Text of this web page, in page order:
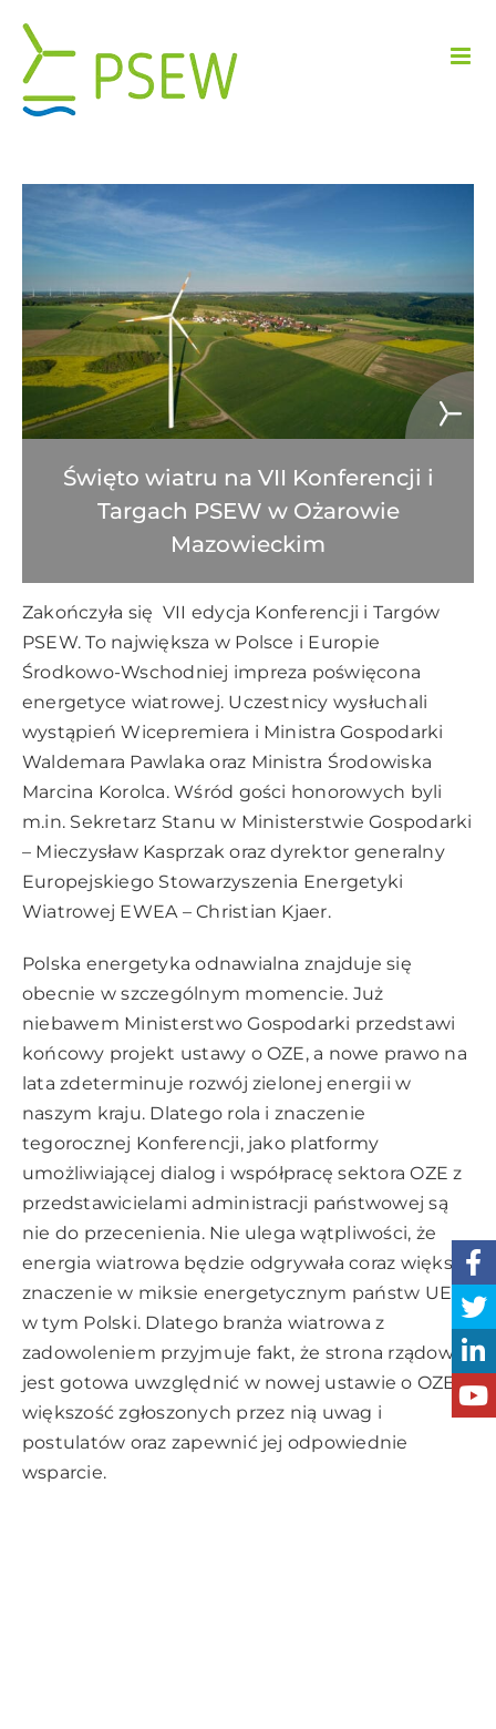
zawartości
Święto wiatru na VII Konferencji i
Targach PSEW w Ożarowie
Mazowieckim
Zakończyła się VII edycja Konferencji i Targów
PSEW. To największa w Polsce i Europie
Środkowo-Wschodniej impreza poświęcona
energetyce wiatrowej. Uczestnicy wysłuchali
wystąpień Wicepremiera i Ministra Gospodarki
Waldemara Pawlaka oraz Ministra Środowiska
Marcina Korolca. Wśród gości honorowych byli
m.in. Sekretarz Stanu w Ministerstwie Gospodarki
– Mieczysław Kasprzak oraz dyrektor generalny
Europejskiego Stowarzyszenia Energetyki
Wiatrowej EWEA – Christian Kjaer.
Polska energetyka odnawialna znajduje się
obecnie w szczególnym momencie. Już
niebawem Ministerstwo Gospodarki przedstawi
końcowy projekt ustawy o OZE, a nowe prawo na
lata zdeterminuje rozwój zielonej energii w
naszym kraju. Dlatego rola i znaczenie
tegorocznej Konferencji, jako platformy
umożliwiającej dialog i współpracę sektora OZE z
przedstawicielami administracji państwowej są
nie do przecenienia. Nie ulega wątpliwości, że
energia wiatrowa będzie odgrywała coraz większe
znaczenie w miksie energetycznym państw UE,
w tym Polski. Dlatego branża wiatrowa z
zadowoleniem przyjmuje fakt, że strona rządowa
jest gotowa uwzględnić w nowej ustawie o OZE
większość zgłoszonych przez nią uwag i
postulatów oraz zapewnić jej odpowiednie
wsparcie.